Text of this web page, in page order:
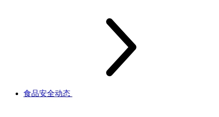
食品安全动态